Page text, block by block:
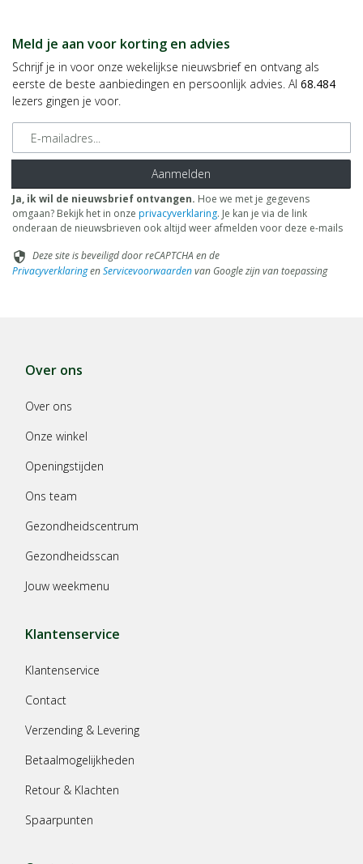
Meld je aan voor korting en advies
Schrijf je in voor onze wekelijkse nieuwsbrief en ontvang als
eerste de beste aanbiedingen en persoonlijk advies. Al 68.484
lezers gingen je voor.
E-mailadres
Aanmelden
Ja, ik wil de nieuwsbrief ontvangen. Hoe we met je gegevens
omgaan? Bekijk het in onze privacyverklaring. Je kan je via de link
onderaan de nieuwsbrieven ook altijd weer afmelden voor deze e-mails
security Deze site is beveiligd door reCAPTCHA en de
PrivacyverklaringenServicevoorwaardenvan Google zijn van toepassing
Over ons
Over ons
Onze winkel
Openingstijden
Ons team
Gezondheidscentrum
Gezondheidsscan
Jouw weekmenu
Klantenservice
Klantenservice
Contact
Verzending & Levering
Betaalmogelijkheden
Retour & Klachten
Spaarpunten